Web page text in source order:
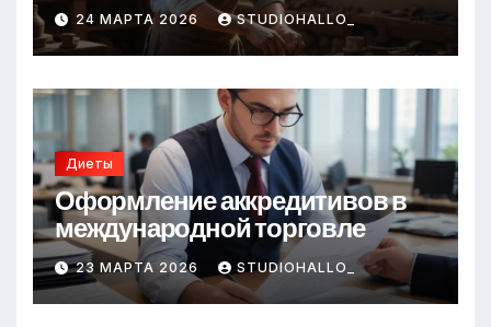
24 МАРТА 2026 STUDIOHALLO_
Диеты
Оформление аккредитивов в
международной торговле
23 МАРТА 2026 STUDIOHALLO_